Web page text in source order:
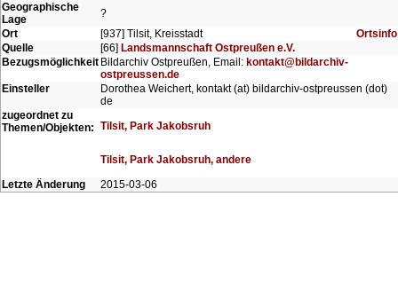
Geographische
Lage
?
Ort
[937] Tilsit, Kreisstadt
Ortsinfo
Quelle
[66] Landsmannschaft Ostpreußen e.V.
Bezugsmöglichkeit Bildarchiv Ostpreußen, Email: kontakt@bildarchiv-
ostpreussen.de
Einsteller
Dorothea Weichert, kontakt (at) bildarchiv-ostpreussen (dot)
de
zugeordnet zu
Themen/Objekten: Tilsit, Park Jakobsruh
Tilsit, Park Jakobsruh, andere
Letzte Änderung
2015-03-06